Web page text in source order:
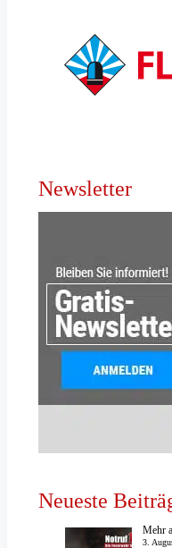
Newsletter
Neueste
Mehr
3.